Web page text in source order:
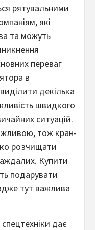
рятувальними
які
та можуть
переваг
в
декілька
швидкого
ситуацій.
тож кран-
розчищати
Купити
подарувати
тут важлива
дає